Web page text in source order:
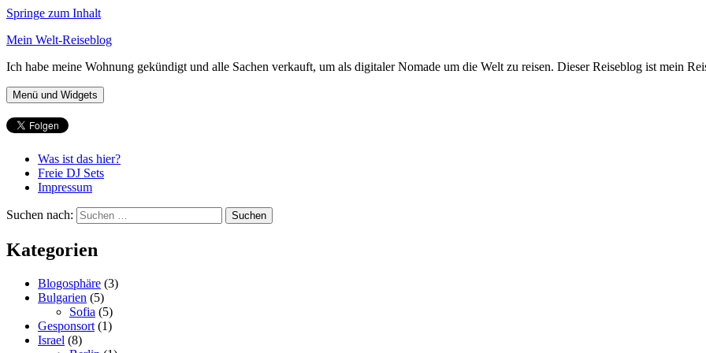
Springe zum Inhalt
Mein Welt-Reiseblog
Ich habe meine Wohnung gekündigt und alle Sachen verkauft, um als digitaler Nomade um die Welt zu reisen. Dieser Reiseblog ist mein
Menü und Widgets
Was ist das hier?
Freie DJ Sets
Impressum
Suchen nach:
Kategorien
Blogosphäre (3)
Bulgarien (5)
Sofia (5)
Gesponsort (1)
Israel (8)